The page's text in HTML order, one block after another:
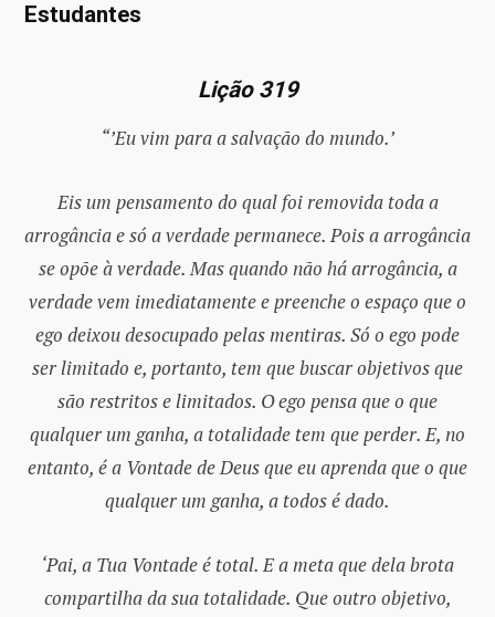
Estudantes
Lição 319
“’Eu vim para a salvação do mundo.’
Eis um pensamento do qual foi removida toda a
arrogância e só a verdade permanece. Pois a arrogância
se opõe à verdade. Mas quando não há arrogância, a
verdade vem imediatamente e preenche o espaço que o
ego deixou desocupado pelas mentiras. Só o ego pode
ser limitado e, portanto, tem que buscar objetivos que
são restritos e limitados. O ego pensa que o que
qualquer um ganha, a totalidade tem que perder. E, no
entanto, é a Vontade de Deus que eu aprenda que o que
qualquer um ganha, a todos é dado.
‘Pai, a Tua Vontade é total. E a meta que dela brota
compartilha da sua totalidade. Que outro objetivo,